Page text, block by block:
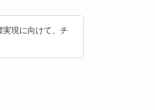
実現に向けて、チ